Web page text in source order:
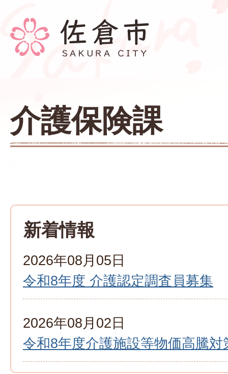
介護保険課
新着情報
2026年08月05日
令和8年度 介護認定調査員募集
2026年08月02日
令和8年度介護施設等物価高騰